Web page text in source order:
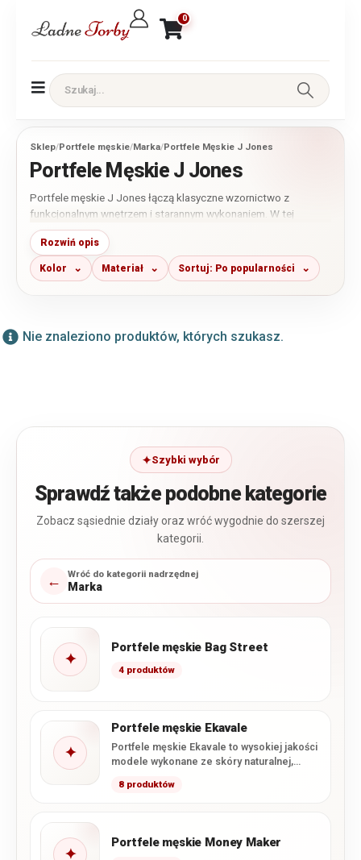
0
Sklep/Portfele męskie/Marka/Portfele Męskie J Jones
Portfele Męskie J Jones
Portfele męskie J Jones łączą klasyczne wzornictwo z
funkcjonalnym wnętrzem i starannym wykonaniem. W tej
kategorii znajdziesz przede wszystkim modele ze skóry
naturalnej w różnych rozmiarach i układach. Przed zakupem
porównaj liczbę miejsc na karty, rodzaj zapięcia oraz wymiary,
aby wybrać portfel najlepiej dopasowany do codziennego
Rozwiń opis
Kolor Materiał Sortuj: Po popularności
Nie znaleziono produktów, których szukasz.
Szybki wybór
Sprawdź także podobne kategorie
Zobacz sąsiednie działy oraz wróć wygodnie do szerszej
kategorii.
← Wróć do kategorii nadrzędnej
Marka
✦
Portfele męskie Bag Street
4 produktów
✦
Portfele męskie Ekavale
Portfele męskie Ekavale to wysokiej jakości
modele wykonane ze skóry naturalnej,
charakterystycznym…
8 produktów
✦
Portfele męskie Money Maker